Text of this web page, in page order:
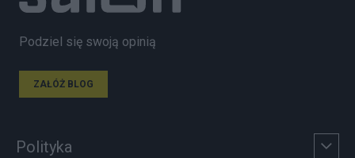
Podziel się swoją opinią
ZAŁÓŻ BLOG
Polityka